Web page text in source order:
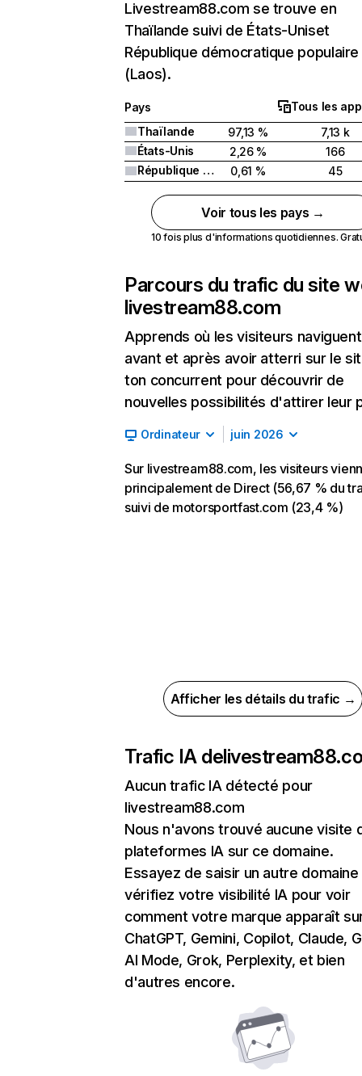
Livestream88.com se trouve en
Thaïlande suivi de États-Uniset
République démocratique populaire
(Laos).
Pays
Tous les
Thaïlande
97,13 %
7,13 k
États-Unis
2,26 %
166
République démocratique populaire lao (Laos)
0,61 % 45
Voir tous les pays →
10 fois plus d'informations quotidiennes.
Parcours du trafic du site
livestream88.com
Apprends où les visiteurs naviguent
avant et après avoir atterri sur le
ton concurrent pour découvrir de
nouvelles possibilités d'attirer leur
Ordinateur juin 2026
Sur livestream88.com, les visiteurs
principalement de Direct (56,67 % du
suivi de motorsportfast.com (23,4 %)
Afficher les détails du trafic →
Trafic IA de
Aucun trafic IA détecté pour
livestream88.com
Nous n'avons trouvé aucune visite
plateformes IA sur ce domaine.
Essayez de saisir un autre domaine
vérifiez votre visibilité IA pour voir
comment votre marque apparaît
ChatGPT, Gemini, Copilot, Claude,
AI Mode, Grok, Perplexity, et bien
d'autres encore.